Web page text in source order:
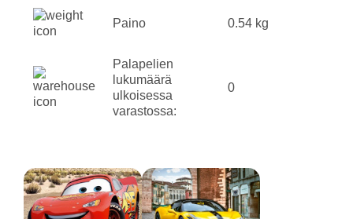
Paino 0.54 kg
Palapelien
lukumäärä
ulkoisessa
varastossa:
0